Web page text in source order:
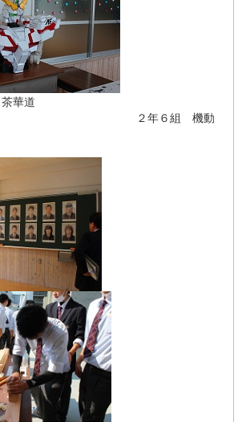
６組 機動